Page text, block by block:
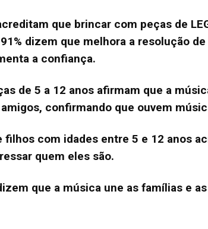
que brincar com peças de
dizem que melhora a resolução
a confiança.
de 5 a 12 anos afirmam que a
confirmando que ouvem
filhos com idades entre 5 e 12 anos
quem eles são.
que a música une as famílias e